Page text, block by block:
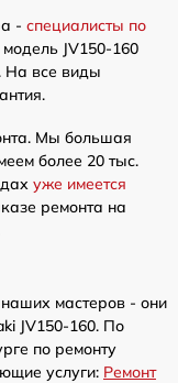
- специалисты по
модель JV150-160
На все виды
Мы большая
более 20 тыс.
уже имеется
ремонта на
мастеров - они
JV150-160. По
по ремонту
услуги: Ремонт